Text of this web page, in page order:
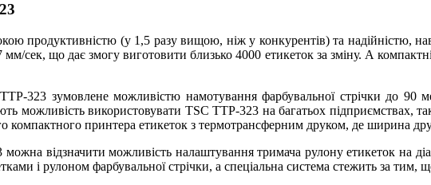
продуктивністю (у 1,5 разу вищою, ніж у конкурентів) та надійністю,
сек, що дає змогу виготовити близько 4000 етикеток за зміну. А
323 зумовлене можливістю намотування фарбувальної стрічки до 90
можливість використовувати TSC TTP-323 на багатьох підприємствах,
компактного принтера етикеток з термотрансферним друком, де ширина
відзначити можливість налаштування тримача рулону етикеток на
і рулоном фарбувальної стрічки, а спеціальна система стежить за тим,